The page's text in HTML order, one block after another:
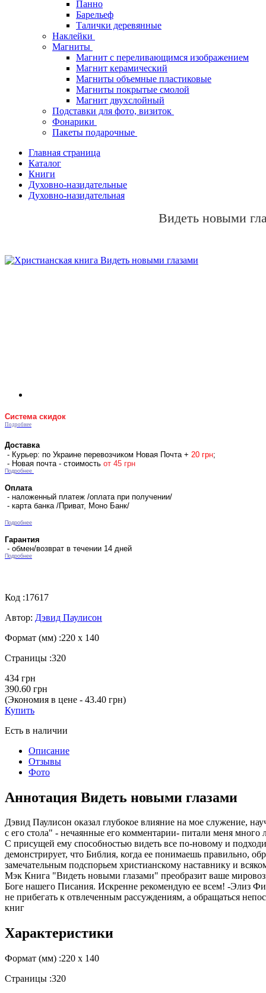
Панно
Барельеф
Талички деревянные
Наклейки
Магниты
Магнит с переливающимся изображением
Магнит керамический
Магниты объемные пластиковые
Магниты покрытые смолой
Магнит двухслойный
Подставки для фото, визиток
Фонарики
Пакеты подарочные
Главная страница
Каталог
Книги
Духовно-назидательные
Духовно-назидательная
Видеть новыми
Система скидок
Подробнее
Доставка
- Курьер: по Украине перевозчиком Новая Почта + 20 грн;
- Новая почта - стоимость от 45 грн
Подробнее
Оплата
- наложенный платеж /оплата при получении/
- карта банка /Приват, Моно Банк/
Подробнее
Гарантия
- обмен/возврат в течении 14 дней
Подробнее
Код :17617
Автор: Дэвид Паулисон
Формат (мм) :220 х 140
Страницы :320
434 грн
390.60 грн
(Экономия в цене - 43.40 грн)
Купить
Есть в наличии
Описание
Отзывы
Фото
Аннотация Видеть новыми глазами
Дэвид Паулисон оказал глубокое влияние на мое служение,
с его стола" - нечаянные его комментарии- питали меня
С присущей ему способностью видеть все по-новому и
демонстрирует, что Библия, когда ее понимаешь правильно,
замечательным подспорьем христианскому наставнику и
Мэк Книга "Видеть новыми глазами" преобразит ваше
Боге нашего Писания. Искренне рекомендую ее всем! -Элиз
не прибегать к отвлеченным рассуждениям, а обращаться
книг
Характеристики
Формат (мм) :220 х 140
Страницы :320